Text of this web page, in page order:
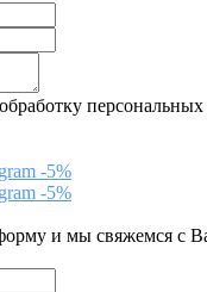
-5%
-5%
и мы свяжемся с